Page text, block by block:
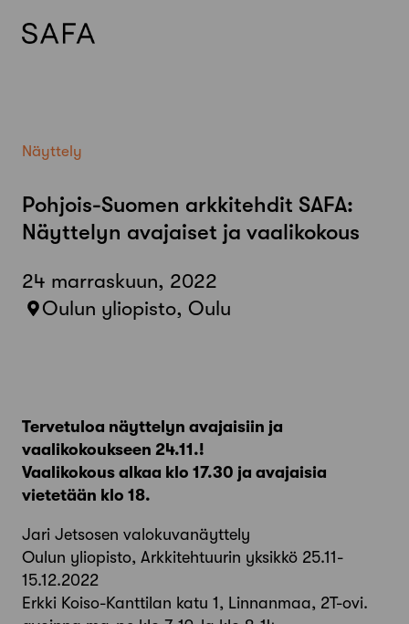
Näyttely
Pohjois-Suomen arkkitehdit SAFA:
Näyttelyn avajaiset ja vaalikokous
24 marraskuun, 2022
Oulun yliopisto, Oulu
Tervetuloa näyttelyn avajaisiin ja
vaalikokoukseen 24.11.!
Vaalikokous alkaa klo 17.30 ja avajaisia
vietetään klo 18.
Jari Jetsosen valokuvanäyttely
Oulun yliopisto, Arkkitehtuurin yksikkö 25.11-
15.12.2022
Erkki Koiso-Kanttilan katu 1, Linnanmaa, 2T-ovi.